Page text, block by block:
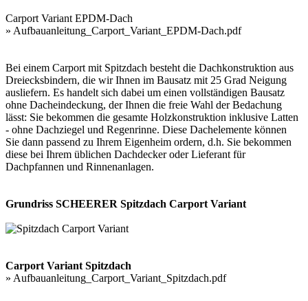
Carport Variant EPDM-Dach
» Aufbauanleitung_Carport_Variant_EPDM-Dach.pdf
Bei einem Carport mit Spitzdach besteht die Dachkonstruktion aus
Dreiecksbindern, die wir Ihnen im Bausatz mit 25 Grad Neigung
ausliefern. Es handelt sich dabei um einen vollständigen Bausatz
ohne Dacheindeckung, der Ihnen die freie Wahl der Bedachung
lässt: Sie bekommen die gesamte Holzkonstruktion inklusive Latten
- ohne Dachziegel und Regenrinne. Diese Dachelemente können
Sie dann passend zu Ihrem Eigenheim ordern, d.h. Sie bekommen
diese bei Ihrem üblichen Dachdecker oder Lieferant für
Dachpfannen und Rinnenanlagen.
Grundriss SCHEERER Spitzdach Carport Variant
Carport Variant Spitzdach
» Aufbauanleitung_Carport_Variant_Spitzdach.pdf